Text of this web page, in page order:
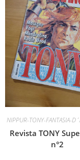
NIPPUR-TONY-FANTASIA-
Revista TONY
n°2